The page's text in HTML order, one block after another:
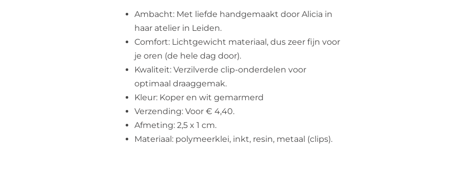
Ambacht: Met liefde handgemaakt door Alicia in
haar atelier in Leiden.
Comfort: Lichtgewicht materiaal, dus zeer fijn voor
je oren (de hele dag door).
Kwaliteit: Verzilverde clip-onderdelen voor
optimaal draaggemak.
Kleur: Koper en wit gemarmerd
Verzending: Voor € 4,40.
Afmeting: 2,5 x 1 cm.
Materiaal: polymeerklei, inkt, resin, metaal (clips).